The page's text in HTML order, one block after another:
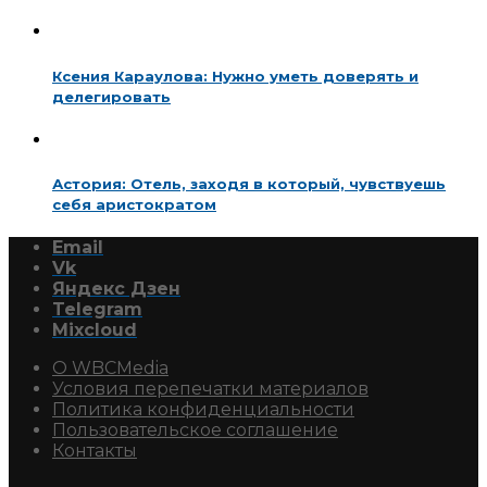
Ксения Караулова: Нужно уметь доверять и
делегировать
Астория: Отель, заходя в который, чувствуешь
себя аристократом
Email
Vk
Яндекс Дзен
Telegram
Mixcloud
О WBCMedia
Условия перепечатки материалов
Политика конфиденциальности
Пользовательское соглашение
Контакты